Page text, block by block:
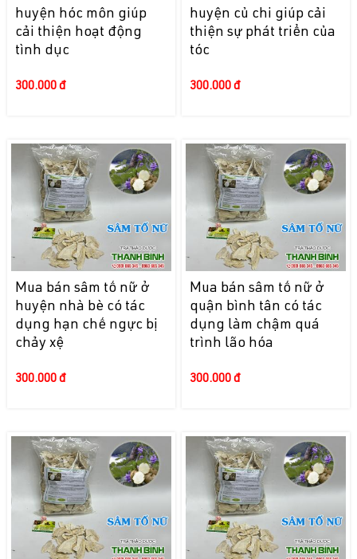
huyện hóc môn giúp
cải thiện hoạt động
tình dục
300.000 đ
huyện củ chi giúp cải
thiện sự phát triển của
tóc
300.000 đ
Mua bán sâm tố nữ ở
huyện nhà bè có tác
dụng hạn chế ngực bị
chảy xệ
300.000 đ
Mua bán sâm tố nữ ở
quận bình tân có tác
dụng làm chậm quá
trình lão hóa
300.000 đ